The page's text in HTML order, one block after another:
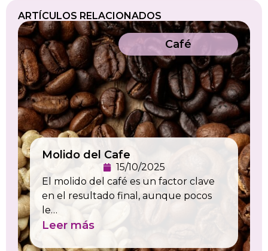
ARTÍCULOS RELACIONADOS
Café
Molido del Cafe
15/10/2025
El molido del café es un factor clave
en el resultado final, aunque pocos
le…
Leer más